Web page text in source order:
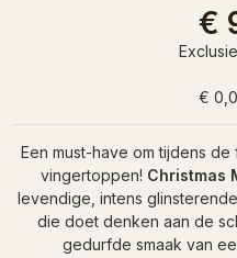
€
€
Een must-have om tijdens
vingertoppen! Christmas
levendige, intens
die doet denken aan de
gedurfde smaak van